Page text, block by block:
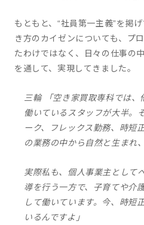
もともと、“社員第一主義”を掲
き方のカイゼンについても、プ
たわけではなく、日々の仕事の
を通して、実現してきました。
三輪 「空き家買取専科では
働いているスタッフが大半。
ーク、フレックス勤務、時短
の業務の中から自然と生まれ
実際私も、個人事業主として
導を行う一方で、子育てや介
して働いています。今、時短
いるんですよ」